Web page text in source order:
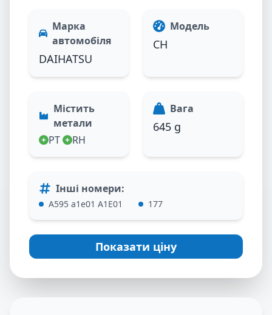
Марка
автомобіля
DAIHATSU
Модель
CH
Містить
метали
PT
RH
Вага
645 g
Інші номери:
A595 a1e01 A1E01 177
Показати ціну